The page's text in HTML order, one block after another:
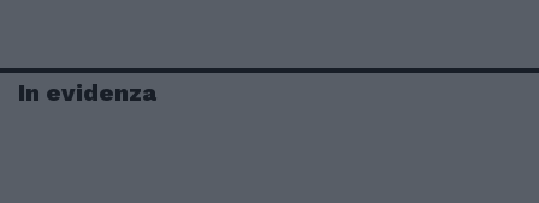
In evidenza